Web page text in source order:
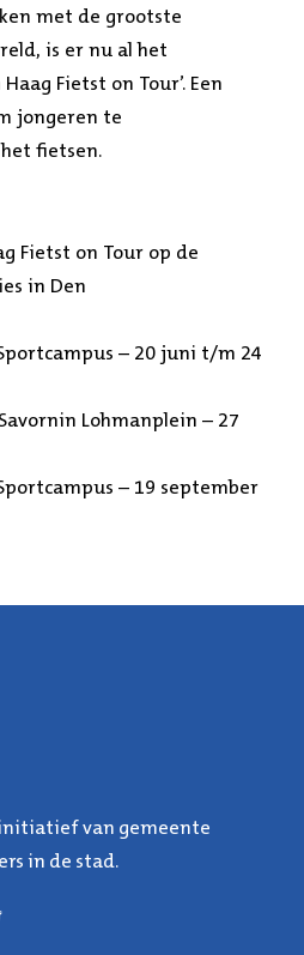
met de grootste
is er nu al het
Fietst on Tour’. Een
jongeren te
fietsen.
Fietst on Tour op de
in Den
– 20 juni t/m 24
Lohmanplein – 27
– 19 september
initiatief van gemeente
in de stad.
Twitter